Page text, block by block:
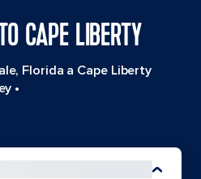
CAPE LIBERTY
Florida a Cape Liberty
•